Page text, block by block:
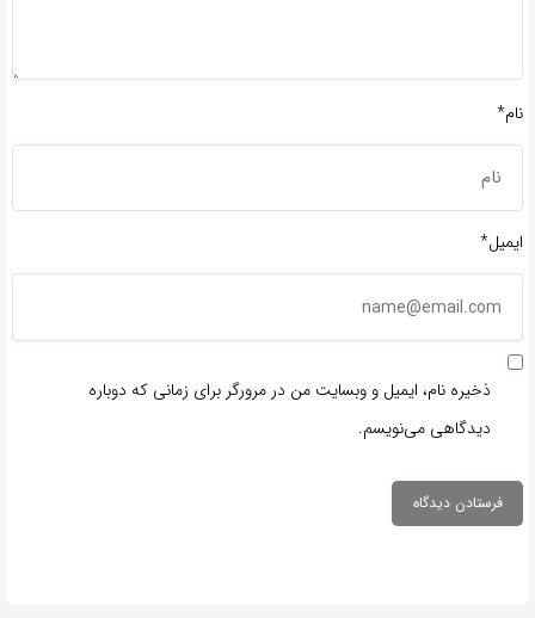
نام*
ایمیل*
ذخیره نام، ایمیل و وبسایت من در مرورگر برای زمانی که دوباره
دیدگاهی می‌نویسم.